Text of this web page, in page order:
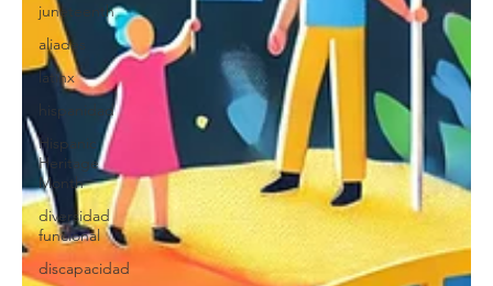
juneteenth
aliades
latinx
hispanidad
Hispanic
Heritage
Month
diversidad
funcional
discapacidad